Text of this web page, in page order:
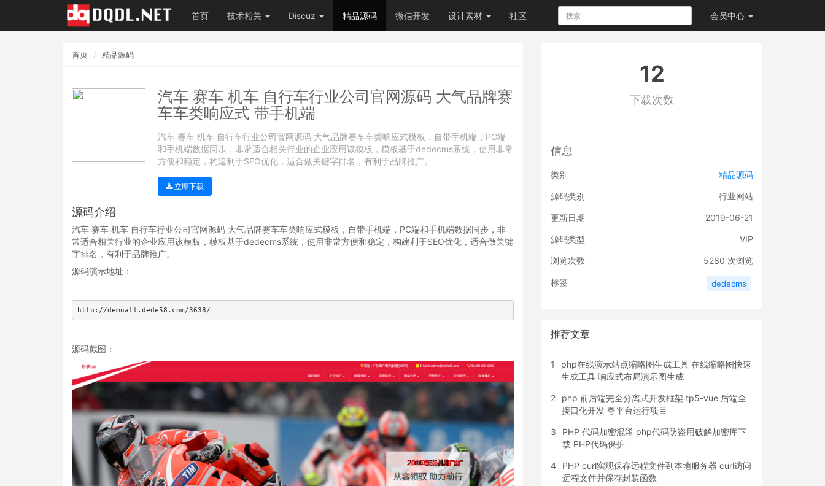
首页 技术相关 Discuz 精品源码 微信开发 设计素材 社区 会员中心
首页 精品源码
汽车 赛车 机车 自行车行业公司官网源码 大气品牌赛
车车类响应式 带手机端
汽车 赛车 机车 自行车行业公司官网源码 大气品牌赛车车类响应式模板，自带手机端，PC端
和手机端数据同步，非常适合相关行业的企业应用该模板，模板基于dedecms系统，使用非常
方便和稳定，构建利于SEO优化，适合做关键字排名，有利于品牌推广。
立即下载
源码介绍
汽车 赛车 机车 自行车行业公司官网源码 大气品牌赛车车类响应式模板，自带手机端，PC端和手机端数据同步，非
常适合相关行业的企业应用该模板，模板基于dedecms系统，使用非常方便和稳定，构建利于SEO优化，适合做关键
字排名，有利于品牌推广。
源码演示地址：
http://demoall.dede58.com/3638/
源码截图：
12
下载次数
信息
类别 精品源码
源码类别 行业网站
更新日期 2019-06-21
源码类型 VIP
浏览次数 5280 次浏览
标签 dedecms
推荐文章
1
php在线演示站点缩略图生成工具 在线缩略图快速
生成工具 响应式布局演示图生成
2
php 前后端完全分离式开发框架 tp5-vue 后端全
接口化开发 夸平台运行项目
3
PHP 代码加密混淆 php代码防盗用破解加密库下
载 PHP代码保护
4
PHP curl实现保存远程文件到本地服务器 curl访问
远程文件并保存封装函数